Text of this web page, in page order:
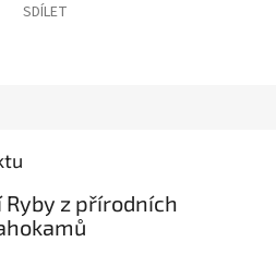
SDÍLET
z přírodních